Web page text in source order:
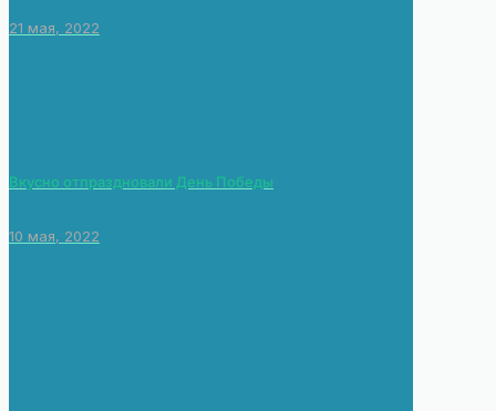
21 мая, 2022
Вкусно отпраздновали День Победы
10 мая, 2022